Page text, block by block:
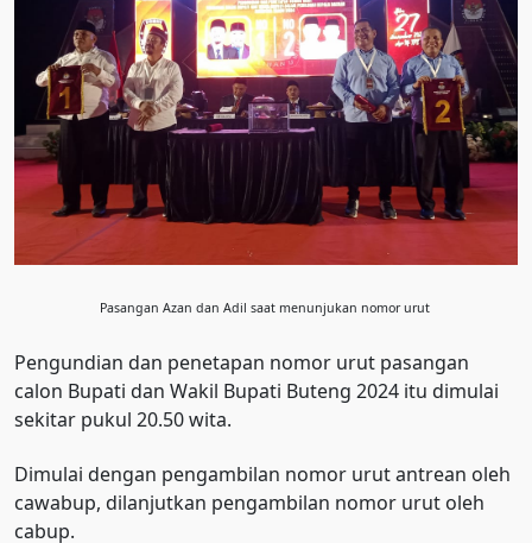
Pasangan Azan dan Adil saat menunjukan nomor urut
Pengundian dan penetapan nomor urut pasangan
calon Bupati dan Wakil Bupati Buteng 2024 itu dimulai
sekitar pukul 20.50 wita.
Dimulai dengan pengambilan nomor urut antrean oleh
cawabup, dilanjutkan pengambilan nomor urut oleh
cabup.